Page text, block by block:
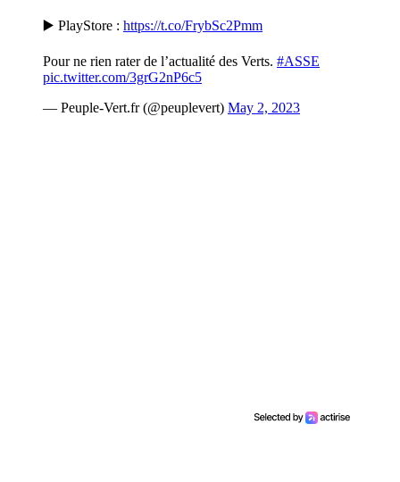
▶️ PlayStore : https://t.co/FrybSc2Pmm
Pour ne rien rater de l’actualité des Verts. #ASSE
pic.twitter.com/3grG2nP6c5
— Peuple-Vert.fr (@peuplevert) May 2, 2023